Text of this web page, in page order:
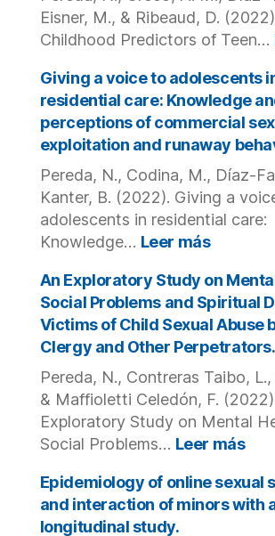
Significados
que
al
abuso
sexual
eclesiástico
los
participantes
de
la
comunidad
católica
en
el
norte
de
Chile.
Eisner, M., & Ribeaud, D.
Childhood Predictors of Teen…
Giving a voice to adolescents
residential care: Knowledge
perceptions of commercial
exploitation and runaway
Pereda, N., Codina, M., Díaz-
Kanter, B. (2022). Giving a
adolescents in residential care:
Knowledge… Leer más:
a
voice
to
in
care:
and
sexual
An Exploratory Study on
Social Problems and Spiritual
Victims of Child Sexual Abuse
Clergy and Other Perpetrators.
Pereda, N., Contreras Taibo,
& Maffioletti Celedón, F.
Exploratory Study on Mental
Social Problems… Leer más:
Epidemiology of online sexual
and interaction of minors with
longitudinal study.